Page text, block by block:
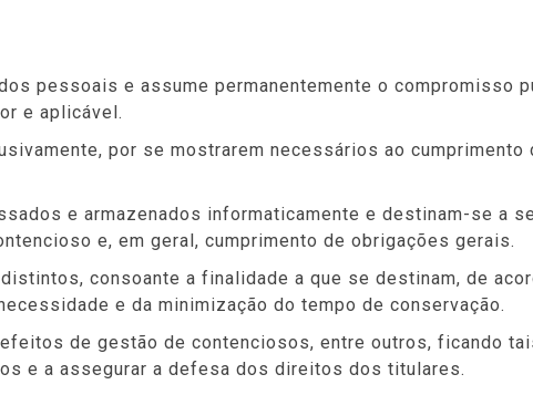
pessoais e assume permanentemente o compromisso
e aplicável.
por se mostrarem necessários ao cumprimento
e armazenados informaticamente e destinam-se a
e, em geral, cumprimento de obrigações gerais.
consoante a finalidade a que se destinam, de
e da minimização do tempo de conservação.
de gestão de contenciosos, entre outros, ficando
e a assegurar a defesa dos direitos dos titulares.